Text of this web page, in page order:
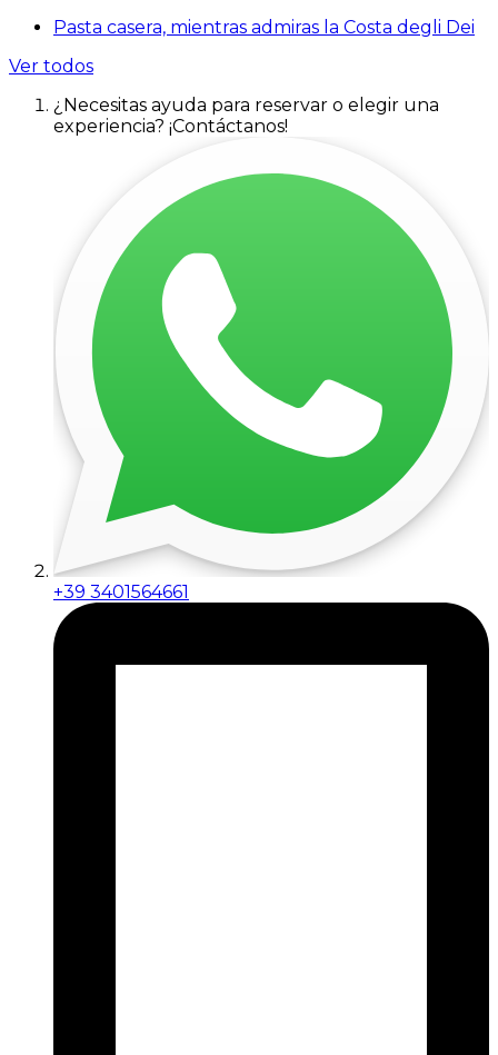
Pasta casera, mientras admiras la Costa degli Dei
Ver todos
¿Necesitas ayuda para reservar o elegir una
experiencia? ¡Contáctanos!
+39 3401564661